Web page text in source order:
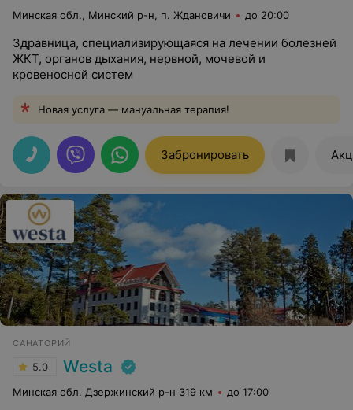
Минская обл., Минский р-н, п. Ждановичи до 20:00
Здравница, специализирующаяся на лечении болезней
ЖКТ, органов дыхания, нервной, мочевой и
кровеносной систем
Новая услуга — мануальная терапия!
Забронировать
САНАТОРИЙ
5.0 Westa
Минская обл. Дзержинский р-н 319 км до 17:00